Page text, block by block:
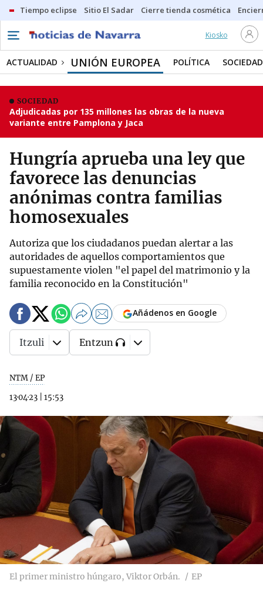
Tiempo eclipse Sitio El Sadar Cierre tienda cosmética
Kiosko
ACTUALIDAD UNIÓN EUROPEA POLÍTICA SOCIEDAD
SOCIEDAD
Adjudicadas por 135 millones las obras de la nueva
variante entre Pamplona y Jaca
Hungría aprueba una ley que
favorece las denuncias
anónimas contra familias
homosexuales
Autoriza que los ciudadanos puedan alertar a las
autoridades de aquellos comportamientos que
supuestamente violen "el papel del matrimonio y la
familia reconocido en la Constitución"
NTM / EP
13·04·23
15:53
Añádenos en Google
Itzuli Entzun
El primer ministro húngaro, Viktor Orbán. EP